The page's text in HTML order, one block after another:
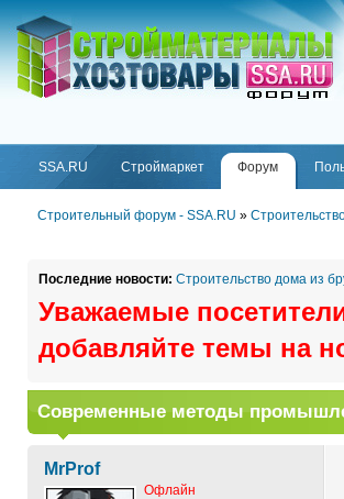
ФОРУМSSA.RU
SSA.RU Строймаркет Форум
Строительный форум - SSA.RU »
Последние новости: Строительство дома из
Уважаемые
добавляйте темы на
Современные методы
MrProf
Офлайн